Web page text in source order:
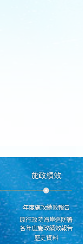
施政績效
年度施政績效報告
原行政院海岸巡防署
各年度施政績效報告
歷史資料